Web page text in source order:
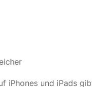
iPhones und iPads